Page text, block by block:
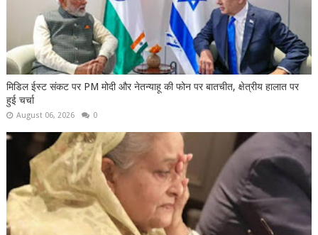
मिडिल ईस्ट संकट पर PM मोदी और नेतन्याहू की फोन पर बातचीत, क्षेत्रीय हालात पर
हुई चर्चा
August 06, 2026 0